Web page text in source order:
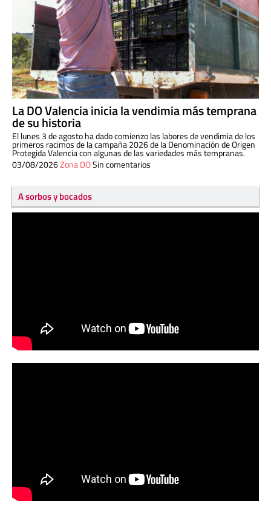
La DO Valencia inicia la vendimia más temprana
de su historia
El lunes 3 de agosto ha dado comienzo las labores de vendimia de los
primeros racimos de la campaña 2026 de la Denominación de Origen
Protegida Valencia con algunas de las variedades más tempranas.
03/08/2026Zona DOSin comentarios
A sorbos y bocados